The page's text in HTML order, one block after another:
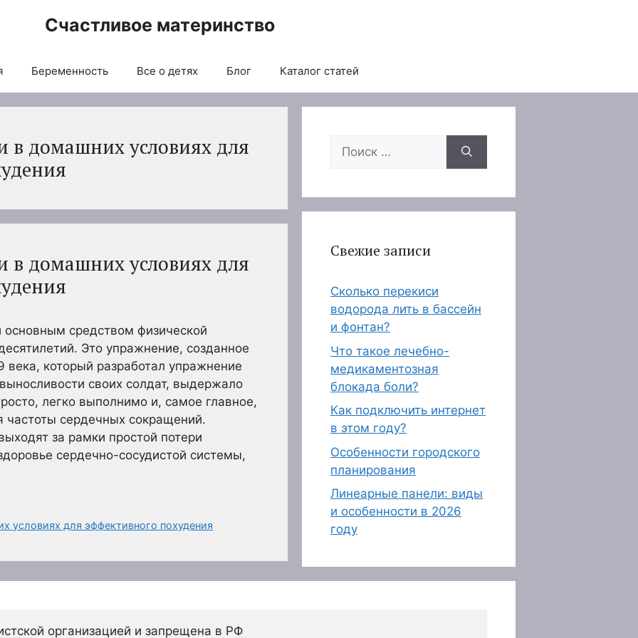
Счастливое материнство
Беременность Все о детях Блог Каталог статей
в домашних условиях для
в домашних условиях для
средством физической
Это упражнение, созданное
века, который разработал упражнение
своих солдат, выдержало
легко выполнимо и, самое главное,
частоты сердечных сокращений.
за рамки простой потери
сердечно-сосудистой системы,
условиях для эффективного похудения
Поиск:
Свежие записи
Сколько перекиси
водорода лить в бассейн
и фонтан?
Что такое лечебно-
медикаментозная
блокада боли?
Как подключить интернет
в этом году?
Особенности городского
планирования
Линеарные панели: виды
и особенности в 2026
году
организацией и запрещена в РФ